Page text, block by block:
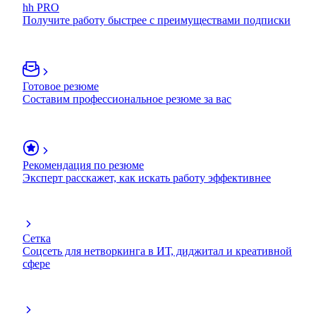
hh PRO
Получите работу быстрее с преимуществами подписки
Готовое резюме
Составим профессиональное резюме за вас
Рекомендация по резюме
Эксперт расскажет, как искать работу эффективнее
Сетка
Соцсеть для нетворкинга в ИТ, диджитал и креативной
сфере